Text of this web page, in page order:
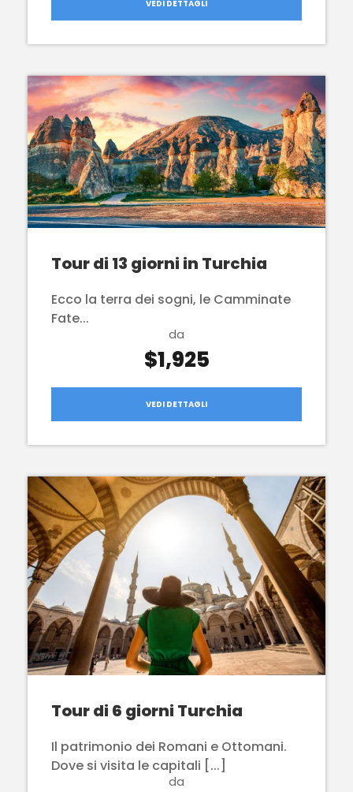
VEDI DETTAGLI
Tour di 13 giorni in Turchia
Ecco la terra dei sogni, le Camminate
Fate...
da
$1,925
VEDI DETTAGLI
Tour di 6 giorni Turchia
Il patrimonio dei Romani e Ottomani.
Dove si visita le capitali [...]
da